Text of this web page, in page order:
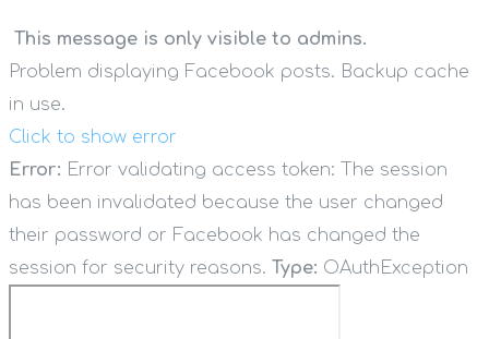
This message is only visible to admins.
Problem displaying Facebook posts. Backup cache
in use.
Click to show error
Error: Error validating access token: The session
has been invalidated because the user changed
their password or Facebook has changed the
session for security reasons. Type: OAuthException